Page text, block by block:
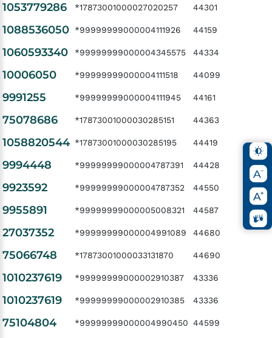
1053779286 *17873001000027020257 44301
1088536050 *99999999000004111926 44159
1060593340 *99999999000004345575 44334
10006050 *99999999000004111518 44099
9991255 *99999999000004111945 44161
75078686 *17873001000030285151 44363
1058820544 *17873001000030285195 44419
9994448 *99999999000004787391 44428
9923592 *99999999000004787352 44550
9955891 *99999999000005008321 44587
27037352 *99999999000004991089 44680
75066748 *17873001000033131870 44690
1010237619 *99999999000002910387 43336
1010237619 *99999999000002910385 43336
75104804 *99999999000004990450 44599